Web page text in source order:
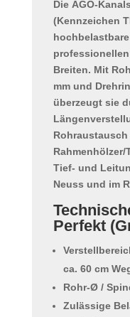
Die AGO-
(Kennzeichen
professionellen
Breiten. Mit
mmund
überzeugt sie
Rahmenhölzer/
Tief- und
Neuss und im
Perfekt
ca. 60 cm
Rohr-Ø /
Zulässige